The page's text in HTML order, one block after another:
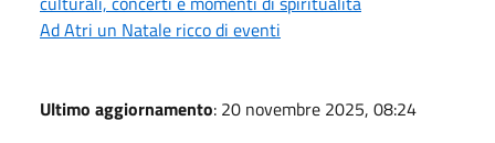
Ad Atri un Natale ricco di eventi
Ultimo aggiornamento: 20 novembre 2025, 08:24